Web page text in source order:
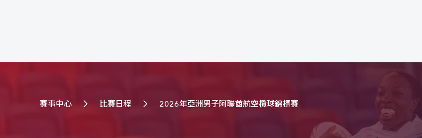
賽事中心 比賽日程 2026年亞洲男子阿聯酋航空欖球錦標賽